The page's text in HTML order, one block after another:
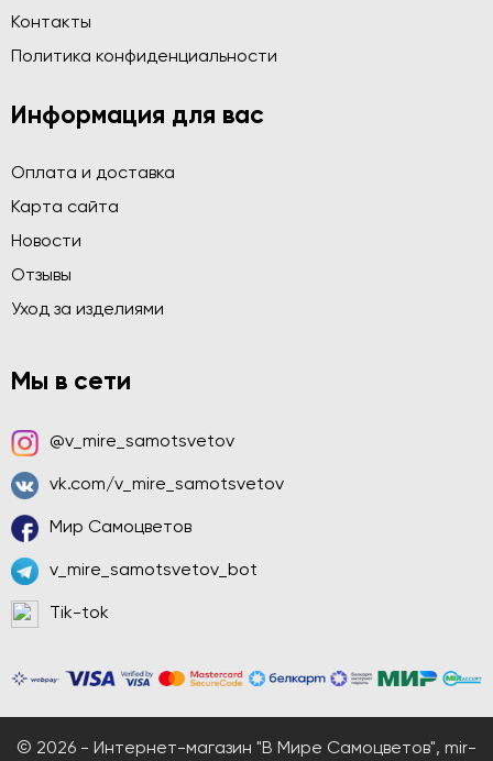
Контакты
Политика конфиденциальности
Информация для вас
Оплата и доставка
Карта сайта
Новости
Отзывы
Уход за изделиями
Мы в сети
@v_mire_samotsvetov
vk.com/v_mire_samotsvetov
Мир Самоцветов
v_mire_samotsvetov_bot
Tik-tok
© 2026 - Интернет-магазин "В Мире Самоцветов", mir-